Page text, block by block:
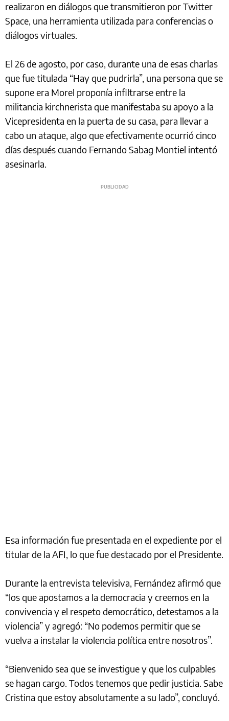
realizaron en diálogos que transmitieron por Twitter
Space, una herramienta utilizada para conferencias o
diálogos virtuales.
El 26 de agosto, por caso, durante una de esas charlas
que fue titulada “Hay que pudrirla”, una persona que se
supone era Morel proponía infiltrarse entre la
militancia kirchnerista que manifestaba su apoyo a la
Vicepresidenta en la puerta de su casa, para llevar a
cabo un ataque, algo que efectivamente ocurrió cinco
días después cuando Fernando Sabag Montiel intentó
asesinarla.
Esa información fue presentada en el expediente por el
titular de la AFI, lo que fue destacado por el Presidente.
Durante la entrevista televisiva, Fernández afirmó que
“los que apostamos a la democracia y creemos en la
convivencia y el respeto democrático, detestamos a la
violencia” y agregó: “No podemos permitir que se
vuelva a instalar la violencia política entre nosotros”.
“Bienvenido sea que se investigue y que los culpables
se hagan cargo. Todos tenemos que pedir justicia. Sabe
Cristina que estoy absolutamente a su lado”, concluyó.